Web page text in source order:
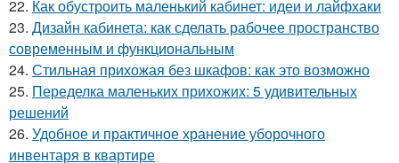
22. Как обустроить маленький кабинет: идеи и лайфхаки
23. Дизайн кабинета: как сделать рабочее пространство
современным и функциональным
24. Стильная прихожая без шкафов: как это возможно
25. Переделка маленьких прихожих: 5 удивительных
решений
26. Удобное и практичное хранение уборочного
инвентаря в квартире